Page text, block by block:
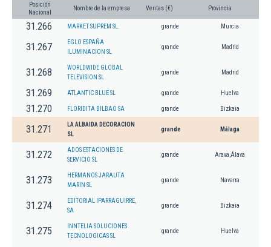
Posición
Nacional
Nombre de la empresa Ventas (€) Provincia
31.266 MARKET SUPREM SL. grande Murcia
31.267
EGLO ESPAÑA
ILUMINACION SL
grande Madrid
31.268
WORLDWIDE GLOBAL
TELEVISION SL
grande Madrid
31.269 ATLANTIC BLUE SL grande Huelva
31.270 FLORIDITA BILBAO SA grande Bizkaia
31.271
LA ALBAIDA DECORACION
SL
grande Málaga
31.272
ADOS ESTACIONES DE
SERVICIO SL
grande Arava,Álava
31.273
HERMANOS JARAUTA
MARIN SL
grande Navarra
31.274
EDITORIAL IPARRAGUIRRE,
SA
grande Bizkaia
31.275
INNTELIA SOLUCIONES
TECNOLOGICAS SL
grande Huelva